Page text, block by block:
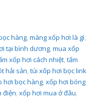
hàng,màng xốp hơi là gì,
tại bình dương,mua xốp
xốp hơi cách nhiệt,tấm
hải sản,túi xốp hơi bọc link
hơi bọc hàng,xốp hơi bóng
điện,xốp hơi mua ở đâu,